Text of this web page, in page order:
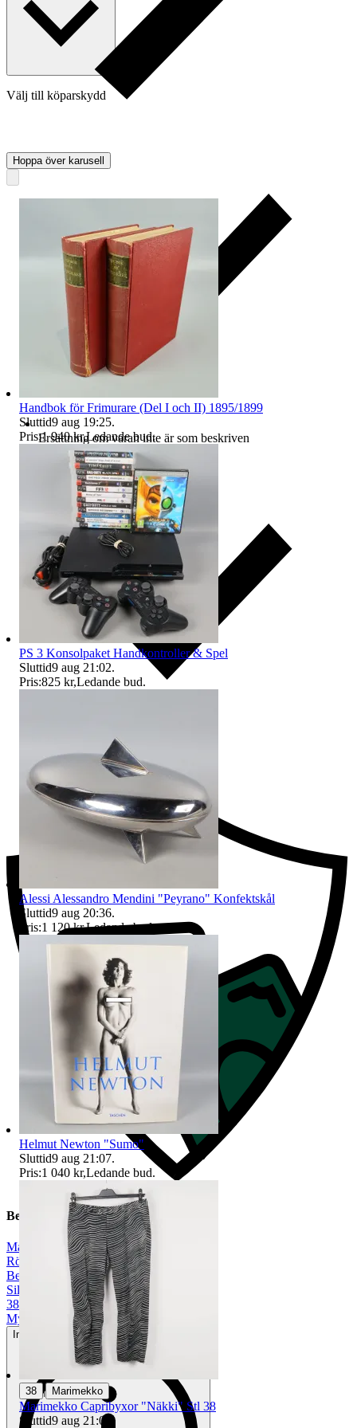
Välj till köparskydd
Ersättning om varan inte är som beskriven
Ersättning om du inte får din vara
Beskrivning
Marimekko
Röd
Beige
Silke/siden
38
Mycket gott skick
Inga eller minimala tecken på användning
Hoppa över karusell
Handbok för Frimurare (Del I och II) 1895/1899
Sluttid9 aug 19:25.
Pris:1 940 kr,Ledande bud.
PS 3 Konsolpaket Handkontroller & Spel
Sluttid9 aug 21:02.
Pris:825 kr,Ledande bud.
Alessi Alessandro Mendini "Peyrano" Konfektskål
Sluttid9 aug 20:36.
Pris:1 120 kr,Ledande bud.
Helmut Newton "Sumo"
Sluttid9 aug 21:07.
Pris:1 040 kr,Ledande bud.
38 | Marimekko
Marimekko Capribyxor "Näkki" Stl 38
Sluttid9 aug 21:01
.